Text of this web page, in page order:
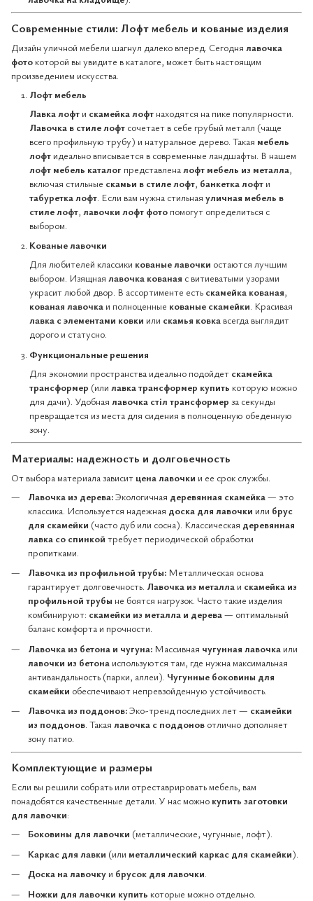
Современные стили: Лофт мебель и кованые изделия
Дизайн уличной мебели шагнул далеко вперед. Сегодня лавочка
фото которой вы увидите в каталоге, может быть настоящим
произведением искусства.
Лофт мебель
Лавка лофт и скамейка лофт находятся на пике популярности.
Лавочка в стиле лофт сочетает в себе грубый металл (чаще
всего профильную трубу) и натуральное дерево. Такая мебель
лофт идеально вписывается в современные ландшафты. В нашем
лофт мебель каталог представленалофт мебель из металла,
включая стильные скамьи в стиле лофт, банкетка лофт и
табуретка лофт. Если вам нужна стильная уличная мебель в
стиле лофт, лавочки лофт фото помогут определиться с
выбором.
Кованые лавочки
Для любителей классики кованые лавочки остаются лучшим
выбором. Изящная лавочка кованая с витиеватыми узорами
украсит любой двор. В ассортименте есть скамейка кованая,
кованая лавочка и полноценные кованые скамейки. Красивая
лавка с элементами ковки или скамья ковка всегда выглядит
дорого и статусно.
Функциональные решения
Для экономии пространства идеально подойдет скамейка
трансформер (или лавка трансформер купить которую можно
для дачи). Удобная лавочка стіл трансформер за секунды
превращается из места для сидения в полноценную обеденную
зону.
Материалы: надежность и долговечность
От выбора материала зависит цена лавочки и ее срок службы.
Лавочка из дерева:Экологичная деревянная скамейка— это
классика. Используется надежная доска для лавочки или брус
для скамейки (часто дуб или сосна). Классическая деревянная
лавка со спинкой требует периодической обработки
пропитками.
Лавочка из профильной трубы: Металлическая основа
гарантирует долговечность. Лавочка из металла и скамейка из
профильной трубы не боятся нагрузок. Часто такие изделия
комбинируют: скамейки из металла и дерева— оптимальный
баланс комфорта и прочности.
Лавочка из бетона и чугуна: Массивная чугунная лавочка или
лавочки из бетона используются там, где нужна максимальная
антивандальность (парки, аллеи). Чугунные боковины для
скамейки обеспечивают непревзойденную устойчивость.
Лавочка из поддонов:Эко-тренд последних лет — скамейки
из поддонов. Такая лавочка с поддонов отлично дополняет
зону патио.
Комплектующие и размеры
Если вы решили собрать или отреставрировать мебель, вам
понадобятся качественные детали. У нас можно купить заготовки
для лавочки:
Боковины для лавочки (металлические, чугунные, лофт).
Каркас для лавки (или металлический каркас для скамейки).
Доска на лавочку и брусок для лавочки.
Ножки для лавочки купить которые можно отдельно.